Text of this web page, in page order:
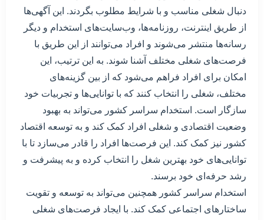
دنبال شغلی مناسب و با شرایط مطلوب بگردند. این آگهی‌ها
از طریق اینترنت، روزنامه‌ها، وب‌سایت‌های استخدام و دیگر
رسانه‌ها منتشر می‌شوند و افراد می‌توانند از این طریق با
فرصت‌های شغلی مختلف آشنا شوند. به این ترتیب، این
امکان برای افراد فراهم می‌شود که از بین گزینه‌های
مختلف، شغلی را انتخاب کنند که با توانایی‌ها و تجربیات خود
سازگار است. استخدام سراسر کشور می‌تواند به بهبود
وضعیت اقتصادی و شغلی افراد کمک کند و به توسعه اقتصاد
کشور نیز کمک کند. این فرصت‌ها افراد را قادر می‌سازد تا با
توانایی‌های خود بهترین شغل را انتخاب کرده و به پیشرفت و
رشد حرفه‌ای خود برسند.
استخدام سراسر کشور همچنین می‌تواند به توسعه و تقویت
ساختارهای اجتماعی کمک کند. با ایجاد فرصت‌های شغلی